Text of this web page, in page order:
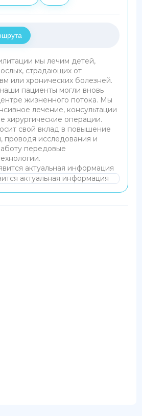
мы лечим детей,
страдающих от
или хронических болезней.
пациенты могли вновь
жизненного потока. Мы
лечение, консультации
хирургические операции.
свой вклад в повышение
проводя исследования и
передовые
актуальная информация
актуальная информация